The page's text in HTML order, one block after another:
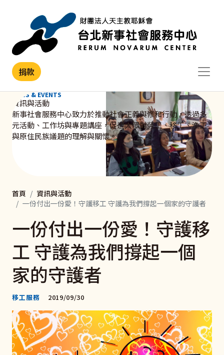
捐款
NEWS & EVENTS
資訊與活動
新事社會服務中心致力於推動社會正義與修和行動，透過多
元活動、工作坊與專題講座，促進大眾對勞工、移工、漁工
與原住民族議題的理解與關懷。
首頁
資訊與活動
一份付出一份愛！守護移工 守護為我們撐起一個家的守護者
一份付出一份愛！守護移
工 守護為我們撐起一個
家的守護者
移工服務 2019/09/30